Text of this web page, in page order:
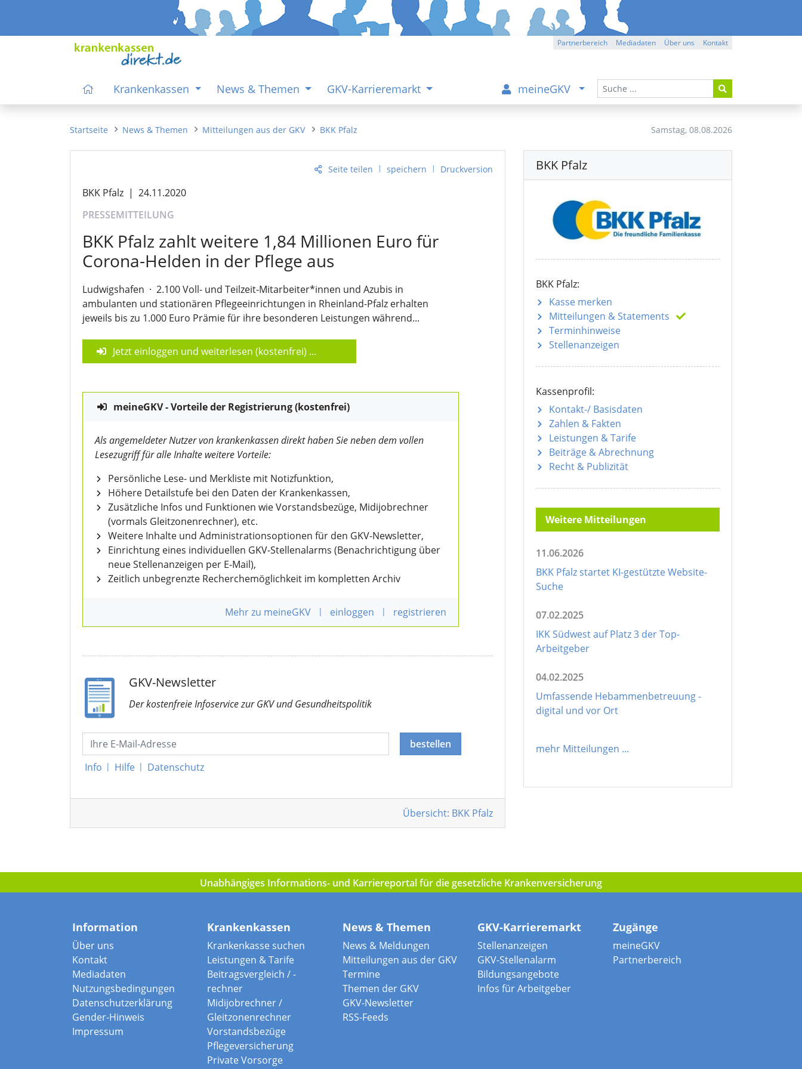
Partnerbereich Mediadaten Über uns Kontakt
Krankenkassen News & Themen GKV-Karrieremarkt meineGKV
Samstag, 08.08.2026
Startseite News & Themen Mitteilungen aus der GKV BKK Pfalz
Seite teilen | speichern | Druckversion
BKK Pfalz | 24.11.2020
PRESSEMITTEILUNG
BKK Pfalz zahlt weitere 1,84 Millionen Euro für
Corona-Helden in der Pflege aus
Ludwigshafen · 2.100 Voll- und Teilzeit-Mitarbeiter*innen und Azubis in
ambulanten und stationären Pflegeeinrichtungen in Rheinland-Pfalz erhalten
jeweils bis zu 1.000 Euro Prämie für ihre besonderen Leistungen während...
Jetzt einloggen und weiterlesen (kostenfrei) ...
meineGKV - Vorteile der Registrierung (kostenfrei)
Als angemeldeter Nutzer von krankenkassen direkt haben Sie neben dem vollen
Lesezugriff für alle Inhalte weitere Vorteile:
Persönliche Lese- und Merkliste mit Notizfunktion,
Höhere Detailstufe bei den Daten der Krankenkassen,
Zusätzliche Infos und Funktionen wie Vorstandsbezüge, Midijobrechner
(vormals Gleitzonenrechner), etc.
Weitere Inhalte und Administrationsoptionen für den GKV-Newsletter,
Einrichtung eines individuellen GKV-Stellenalarms (Benachrichtigung über
neue Stellenanzeigen per E-Mail),
Zeitlich unbegrenzte Recherchemöglichkeit im kompletten Archiv
Mehr zu meineGKV | einloggen | registrieren
GKV-Newsletter
Der kostenfreie Infoservicezur GKVund Gesundheitspolitik
Info | Hilfe | Datenschutz
bestellen
Übersicht: BKK Pfalz
BKK Pfalz
BKK Pfalz:
Kasse merken
Mitteilungen & Statements
Terminhinweise
Stellenanzeigen
Kassenprofil:
Kontakt-/ Basisdaten
Zahlen & Fakten
Leistungen & Tarife
Beiträge & Abrechnung
Recht & Publizität
Weitere Mitteilungen
11.06.2026
BKK Pfalz startet KI-gestützte Website-
Suche
07.02.2025
IKK Südwest auf Platz 3 der Top-
Arbeitgeber
04.02.2025
Umfassende Hebammenbetreuung -
digital und vor Ort
mehr Mitteilungen ...
Unabhängiges Informations- und Karriereportal für die gesetzliche Krankenversicherung
Information
Über uns
Kontakt
Mediadaten
Nutzungsbedingungen
Datenschutzerklärung
Gender-Hinweis
Impressum
Krankenkassen
Krankenkasse suchen
Leistungen & Tarife
Beitragsvergleich / -
rechner
Midijobrechner /
Gleitzonenrechner
Vorstandsbezüge
Pflegeversicherung
Private Vorsorge
News & Themen
News & Meldungen
Mitteilungen aus der GKV
Termine
Themen der GKV
GKV-Newsletter
RSS-Feeds
GKV-Karrieremarkt
Stellenanzeigen
GKV-Stellenalarm
Bildungsangebote
Infos für Arbeitgeber
Zugänge
meineGKV
Partnerbereich